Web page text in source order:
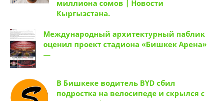
миллиона сомов | Новости
Кыргызстана.
Международный архитектурный паблик
оценил проект стадиона «Бишкек Арена»
—
В Бишкеке водитель BYD сбил
подростка на велосипеде и скрылся с